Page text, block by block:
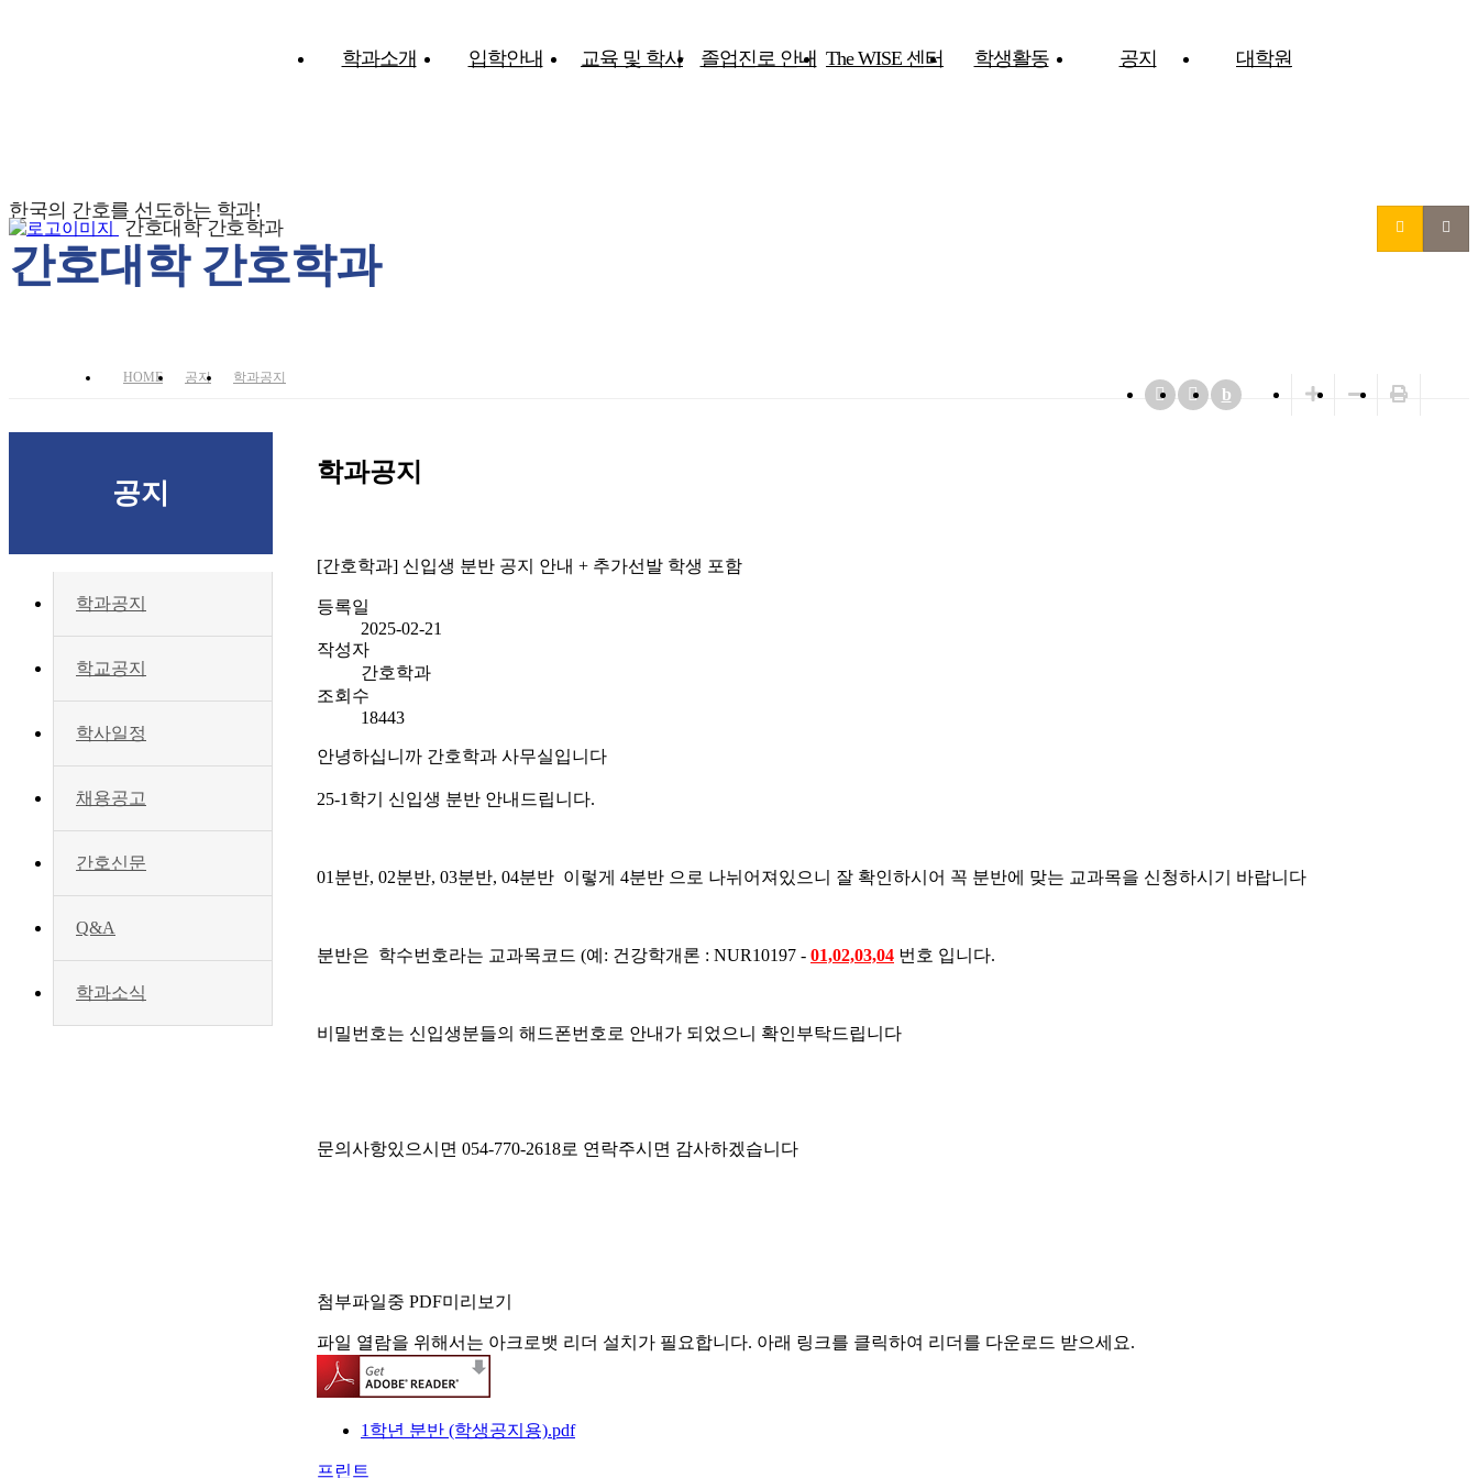
간호대학 간호학과
학과소개 입학안내 교육 및 학사 졸업진로 안내 The WISE 센터 학생활동 공지 대학원
한국의 간호를 선도하는 학과!
간호대학 간호학과
HOME 공지 학과공지
b
공지
학과공지
학교공지
학사일정
채용공고
간호신문
Q&A
학과소식
학과공지
[간호학과] 신입생 분반 공지 안내 + 추가선발 학생 포함
등록일
2025-02-21
작성자
간호학과
조회수
18443
안녕하십니까 간호학과 사무실입니다
25-1학기 신입생 분반 안내드립니다.
01분반, 02분반, 03분반, 04분반 이렇게 4분반 으로 나뉘어져있으니 잘 확인하시어 꼭 분반에 맞는 교과목을 신청하시기 바랍니다
분반은 학수번호라는 교과목코드 (예: 건강학개론 : NUR10197 - 01,02,03,04 번호 입니다.
비밀번호는 신입생분들의 해드폰번호로 안내가 되었으니 확인부탁드립니다
문의사항있으시면 054-770-2618로 연락주시면 감사하겠습니다
첨부파일중 PDF미리보기
파일 열람을 위해서는 아크로뱃 리더 설치가 필요합니다. 아래 링크를 클릭하여 리더를 다운로드 받으세요.
1학년 분반 (학생공지용).pdf
프린트